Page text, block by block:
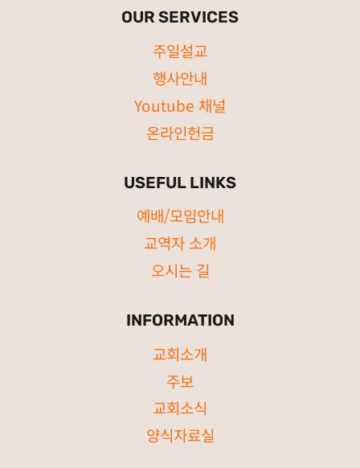
OUR SERVICES
주일설교
행사안내
Youtube 채널
온라인헌금
USEFUL LINKS
예배/모임안내
교역자 소개
오시는 길
INFORMATION
교회소개
주보
교회소식
양식자료실